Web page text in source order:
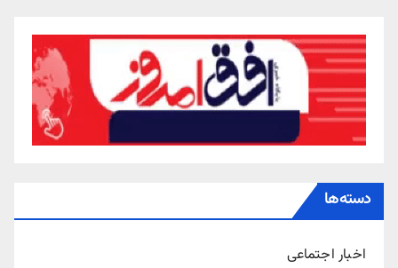
دسته‌ها
اخبار اجتماعی